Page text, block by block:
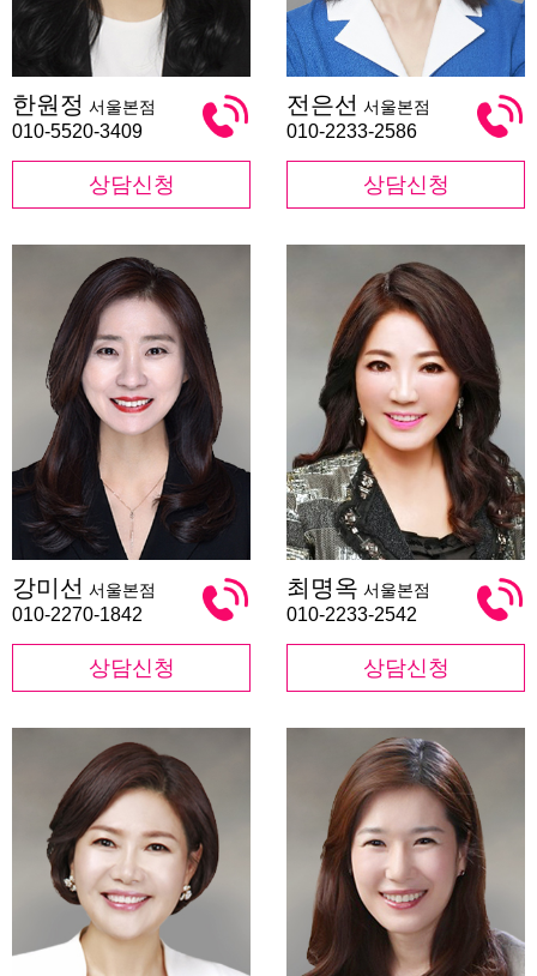
원
정
한원정 서울본점
010-5520-3409
상담신청
은
선
전은선 서울본점
010-2233-2586
상담신청
미
선
강미선 서울본점
010-2270-1842
상담신청
명
옥
최명옥 서울본점
010-2233-2542
상담신청